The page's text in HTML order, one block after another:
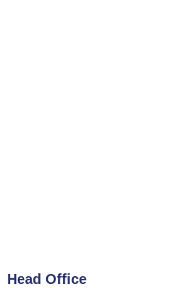
Head Office